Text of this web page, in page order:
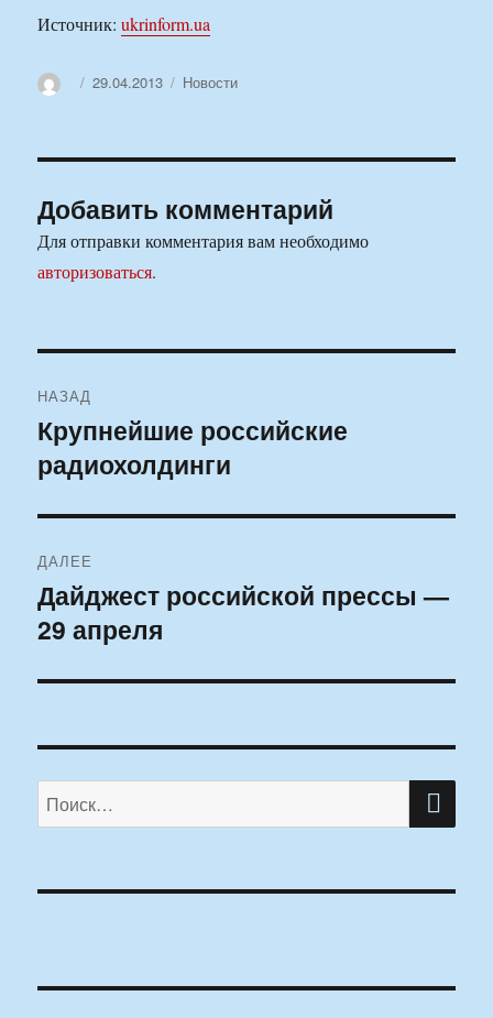
Источник:ukrinform.ua
АвторОпубликовано
29.04.2013 Рубрики
Новости
Добавить комментарий
Для отправки комментария вам необходимо
авторизоваться.
по
записям
НАЗАД
Предыдущая
запись:
Крупнейшие российские
радиохолдинги
ДАЛЕЕ
Следующая
запись:
Дайджест российской прессы —
29 апреля
Искать: